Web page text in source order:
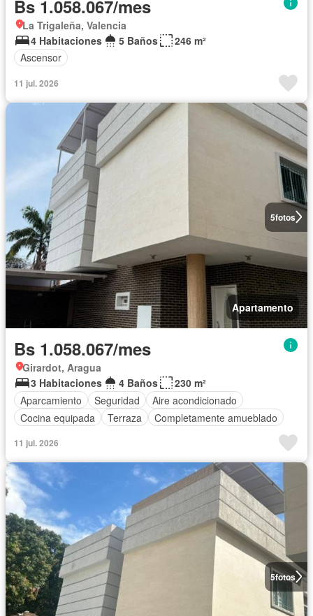
Bs 1.058.067/mes
La Trigaleña, Valencia
4 Habitaciones
5 Baños
246 m²
Ascensor
11 jul. 2026
5fotos
Apartamento
Bs 1.058.067/mes
Girardot, Aragua
3 Habitaciones
4 Baños
230 m²
Aparcamiento
Seguridad
Aire acondicionado
Cocina equipada
Terraza Completamente amueblado
11 jul. 2026
5fotos